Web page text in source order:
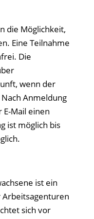
die Möglichkeit,
Eine Teilnahme
Die
wenn der
Anmeldung
Mail einen
ist möglich bis
ist ein
sich vor